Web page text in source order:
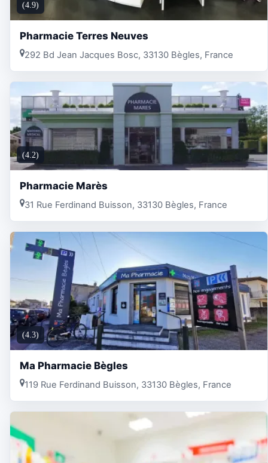
(4.9)
Pharmacie Terres Neuves
292 Bd Jean Jacques Bosc, 33130 Bègles, France
(4.2)
Pharmacie Marès
31 Rue Ferdinand Buisson, 33130 Bègles, France
(4.3)
Ma Pharmacie Bègles
119 Rue Ferdinand Buisson, 33130 Bègles, France